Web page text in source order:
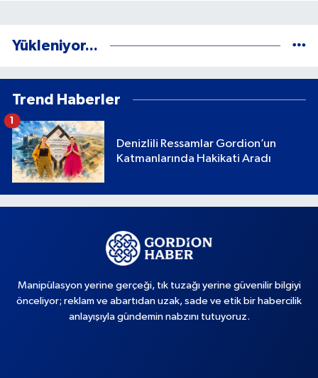
Yükleniyor...
Trend Haberler
Denizlili Ressamlar Gordion’un
Katmanlarında Hakikati Aradı
1
Manipülasyon yerine gerçeği, tık tuzağı yerine güvenilir bilgiyi
önceliyor; reklam ve abartıdan uzak, sade ve etik bir habercilik
anlayışıyla gündemin nabzını tutuyoruz.